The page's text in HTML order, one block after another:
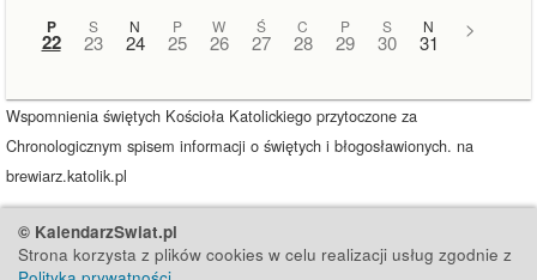
P
22
S
23
N
24
P
25
W
26
Ś
27
C
28
P
29
S
30
N
31
>
Wspomnienia świętych Kościoła Katolickiego przytoczone za
Chronologicznym spisem informacji o świętych i błogosławionych. na
brewiarz.katolik.pl
© KalendarzSwiat.pl
Strona korzysta z plików cookies w celu realizacji usług zgodnie z